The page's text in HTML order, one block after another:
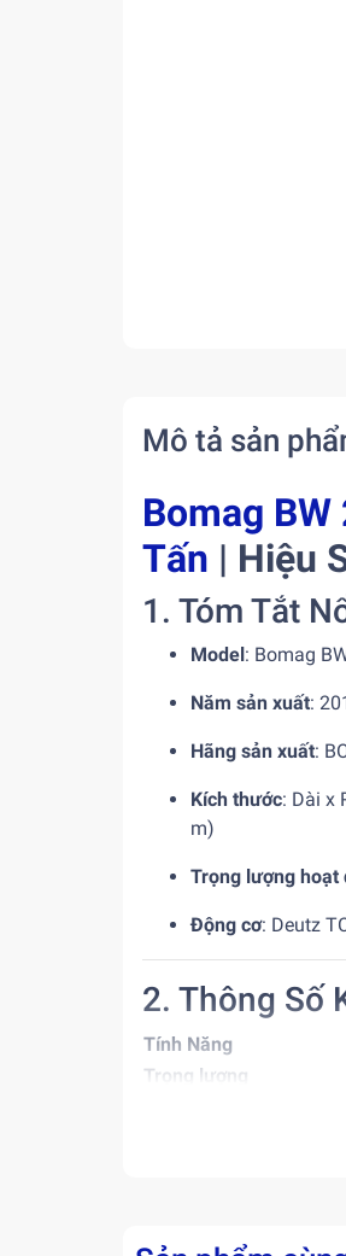
Mô tả sản
Bomag
Tấn | Hiệu
1. Tóm Tắt
Model: Bomag
Năm sản xuất:
Hãng sản xuất:
Kích thước: Dài x
m)
Trọng lượng hoạt
Động cơ: Deutz
2. Thông Số
Tính Năng
Trọng lượng